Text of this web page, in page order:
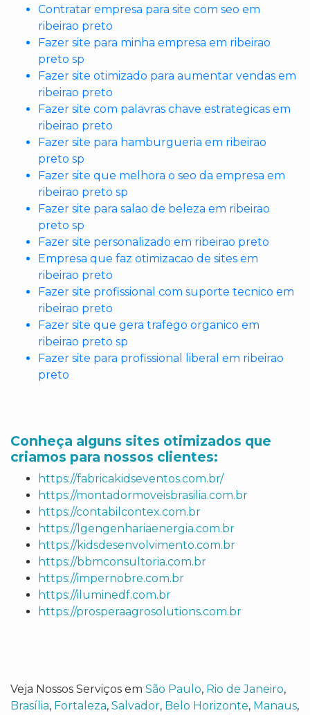
Contratar empresa para site com seo em
ribeirao preto
Fazer site para minha empresa em ribeirao
preto sp
Fazer site otimizado para aumentar vendas em
ribeirao preto
Fazer site com palavras chave estrategicas em
ribeirao preto
Fazer site para hamburgueria em ribeirao
preto sp
Fazer site que melhora o seo da empresa em
ribeirao preto sp
Fazer site para salao de beleza em ribeirao
preto sp
Fazer site personalizado em ribeirao preto
Empresa que faz otimizacao de sites em
ribeirao preto
Fazer site profissional com suporte tecnico em
ribeirao preto
Fazer site que gera trafego organico em
ribeirao preto sp
Fazer site para profissional liberal em ribeirao
preto
Conheça alguns sites otimizados que
criamos para nossos clientes:
https://fabricakidseventos.com.br/
https://montadormoveisbrasilia.com.br
https://contabilcontex.com.br
https://lgengenhariaenergia.com.br
https://kidsdesenvolvimento.com.br
https://bbmconsultoria.com.br
https://impernobre.com.br
https://iluminedf.com.br
https://prosperaagrosolutions.com.br
Veja Nossos Serviços em São Paulo, Rio de Janeiro,
Brasília, Fortaleza, Salvador, Belo Horizonte, Manaus,